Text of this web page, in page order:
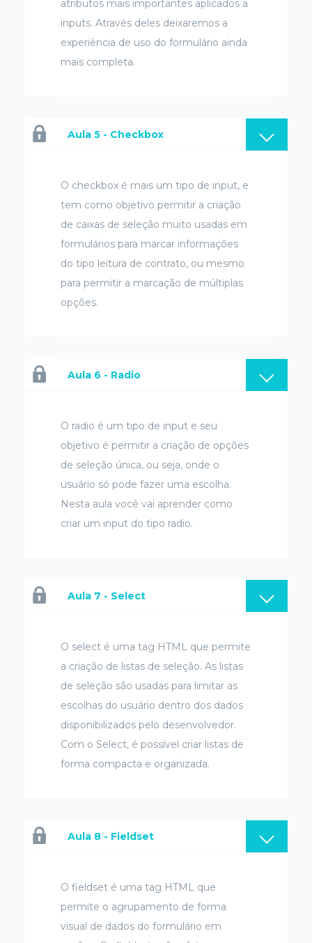
atributos mais importantes aplicados a
inputs. Através deles deixaremos a
experiência de uso do formulário ainda
mais completa.
Aula 5 - Checkbox
O checkbox é mais um tipo de input, e
tem como objetivo permitir a criação
de caixas de seleção muito usadas em
formulários para marcar informações
do tipo leitura de contrato, ou mesmo
para permitir a marcação de múltiplas
opções.
Aula 6 - Radio
O radio é um tipo de input e seu
objetivo é permitir a criação de opções
de seleção única, ou seja, onde o
usuário só pode fazer uma escolha.
Nesta aula você vai aprender como
criar um input do tipo radio.
Aula 7 - Select
O select é uma tag HTML que permite
a criação de listas de seleção. As listas
de seleção são usadas para limitar as
escolhas do usuário dentro dos dados
disponibilizados pelo desenvolvedor.
Com o Select, é possível criar listas de
forma compacta e organizada.
Aula 8 - Fieldset
O fieldset é uma tag HTML que
permite o agrupamento de forma
visual de dados do formulário em